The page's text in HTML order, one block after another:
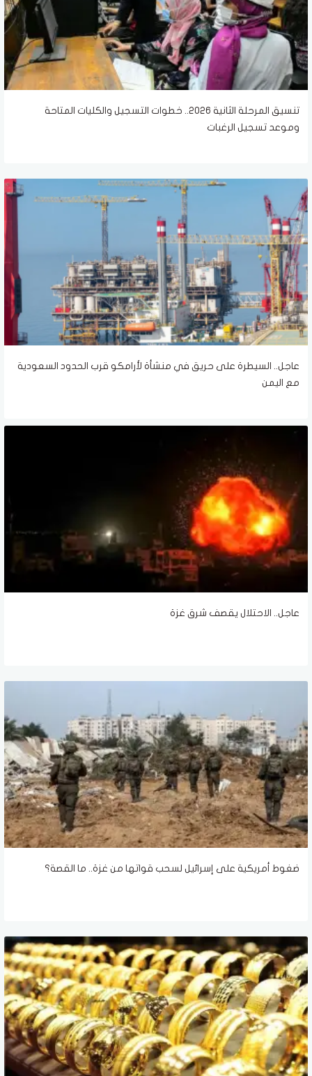
تنسيق المرحلة الثانية 2026.. خطوات التسجيل والكليات المتاحة
وموعد تسجيل الرغبات
عاجل.. السيطرة على حريق في منشأة لأرامكو قرب الحدود السعودية
مع اليمن
عاجل.. الاحتلال يقصف شرق غزة
ضغوط أمريكية على إسرائيل لسحب قواتها من غزة.. ما القصة؟